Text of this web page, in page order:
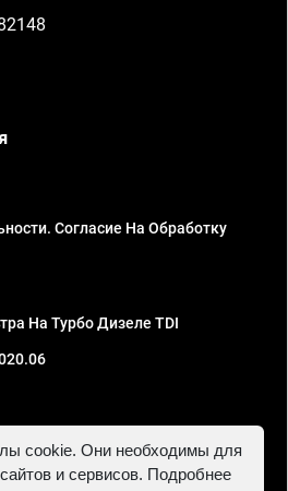
Согласие На Обработку
На Турбо Дизеле TDI
ИНН 781302555843,
cookie. Они необходимы для
и сервисов. Подробнее